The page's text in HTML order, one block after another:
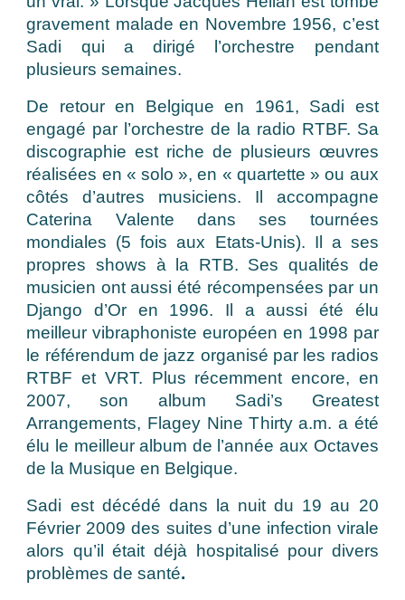
gravement malade en Novembre 1956, c’est
Sadi qui a dirigé l’orchestre pendant
plusieurs semaines.
De retour en Belgique en 1961, Sadi est
engagé par l’orchestre de la radio RTBF. Sa
discographie est riche de plusieurs œuvres
réalisées en « solo », en « quartette » ou aux
côtés d’autres musiciens. Il accompagne
Caterina Valente dans ses tournées
mondiales (5 fois aux Etats-Unis). Il a ses
propres shows à la RTB. Ses qualités de
musicien ont aussi été récompensées par un
Django d’Or en 1996. Il a aussi été élu
meilleur vibraphoniste européen en 1998 par
le référendum de jazz organisé par les radios
RTBF et VRT. Plus récemment encore, en
2007, son album Sadi’s Greatest
Arrangements, Flagey Nine Thirty a.m. a été
élu le meilleur album de l’année aux Octaves
de la Musique en Belgique.
Sadi est décédé dans la nuit du 19 au 20
Février 2009 des suites d’une infection virale
alors qu’il était déjà hospitalisé pour divers
problèmes de santé.